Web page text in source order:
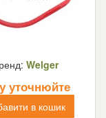
Welger
уточнюйте
в кошик